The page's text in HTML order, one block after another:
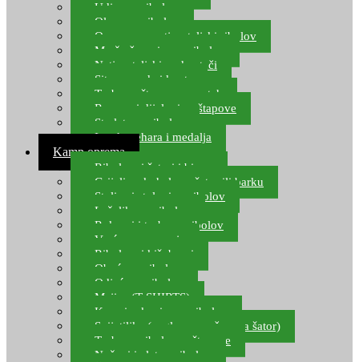
Udice za ribolov
Olovo za ribolov
Oprema za natjecateljski ribolov
Mreže čuvarice za ribolov
Natjecateljski podmetači
Sito, posude i kante
Torbe za štapove – match
Rezervni dijelovi za štapove
Starlete za ribolov
Izrada pehara i medalja
Kamp oprema
Ribolovni šatori i bivvy
Grijalice, kuhala za šator ili barku
Stolice i stolovi za ribolov
Ležaljke za ribolov
Ruksaci i torbe za ribolov
Vreće za spavanje
Ribolovni kišobrani
Obuća za ribolov
Odjeća za ribolov
Majice (T-SHIRTS)
Kape i rukavice za ribolov
Svijetiljke (naglavne, ručne, za šator)
Torbe za ribolovne štapove
Noževi i alat za ribolov